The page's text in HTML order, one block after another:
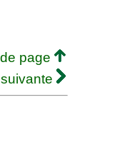
page